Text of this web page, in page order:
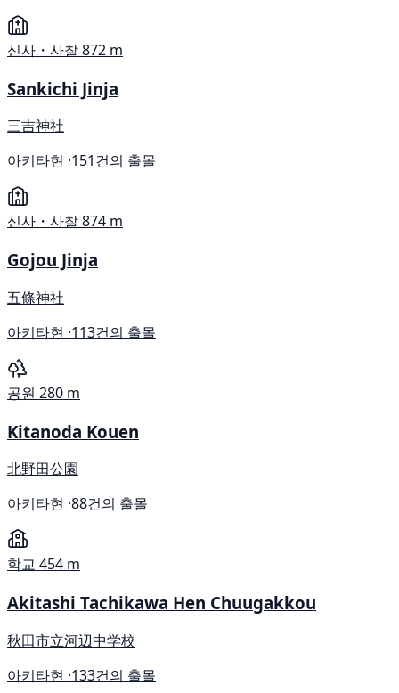
신사・사찰872 m
Sankichi Jinja
三吉神社
아키타현 ·151건의 출몰
신사・사찰874 m
Gojou Jinja
五條神社
아키타현 ·113건의 출몰
공원 280 m
Kitanoda Kouen
北野田公園
아키타현 ·88건의 출몰
학교 454 m
Akitashi Tachikawa Hen Chuugakkou
秋田市立河辺中学校
아키타현 ·133건의 출몰